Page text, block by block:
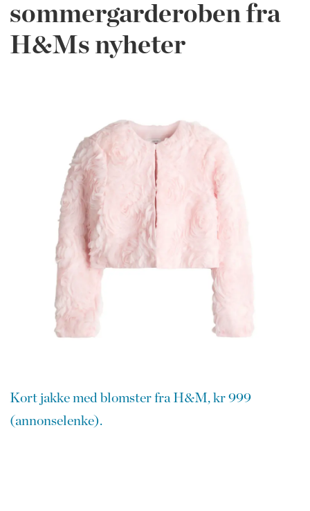
sommergarderoben fra
H&Ms nyheter
Kort jakke med blomster fra H&M, kr 999
(annonselenke).